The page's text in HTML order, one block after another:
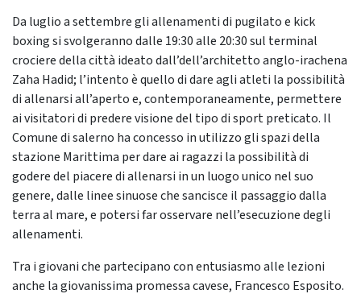
Da luglio a settembre gli allenamenti di pugilato e kick
boxing si svolgeranno dalle 19:30 alle 20:30 sul terminal
crociere della città ideato dall’dell’architetto anglo-irachena
Zaha Hadid; l’intento è quello di dare agli atleti la possibilità
di allenarsi all’aperto e, contemporaneamente, permettere
ai visitatori di predere visione del tipo di sport preticato. Il
Comune di salerno ha concesso in utilizzo gli spazi della
stazione Marittima per dare ai ragazzi la possibilità di
godere del piacere di allenarsi in un luogo unico nel suo
genere, dalle linee sinuose che sancisce il passaggio dalla
terra al mare, e potersi far osservare nell’esecuzione degli
allenamenti.
Tra i giovani che partecipano con entusiasmo alle lezioni
anche la giovanissima promessa cavese, Francesco Esposito.